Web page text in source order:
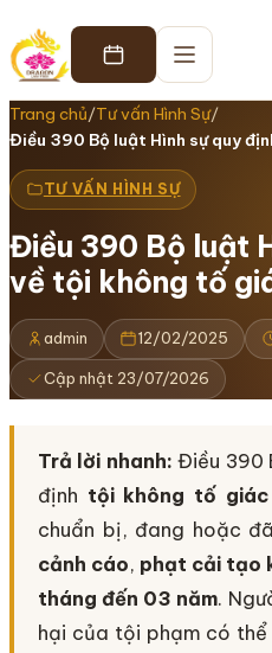
Trang chủ/Tư vấn Hình Sự/
Điều 390 Bộ luật Hình sự quy
TƯ VẤN HÌNH SỰ
Điều 390 Bộ luật
về tội không tố
admin 12/02/2025
Cập nhật 23/07/2026
Trả lời nhanh: Điều 390
định tội không tố
chuẩn bị, đang hoặc
cảnh cáo, phạt cải tạo
tháng đến 03 năm.
hại của tội phạm có thể